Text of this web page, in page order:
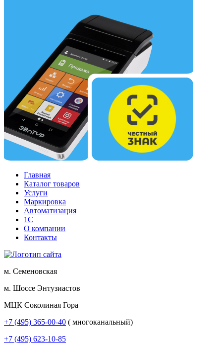
Главная
Каталог товаров
Услуги
Маркировка
Автоматизация
1С
О компании
Контакты
м. Семеновская
м. Шоссе Энтузиастов
МЦК Соколиная Гора
+7 (495) 365-00-40 ( многоканальный)
+7 (495) 623-10-85